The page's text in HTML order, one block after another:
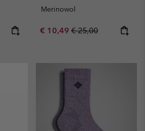
Merinowol
Sale price:
€ 10,49 Regular price:
€ 25,00